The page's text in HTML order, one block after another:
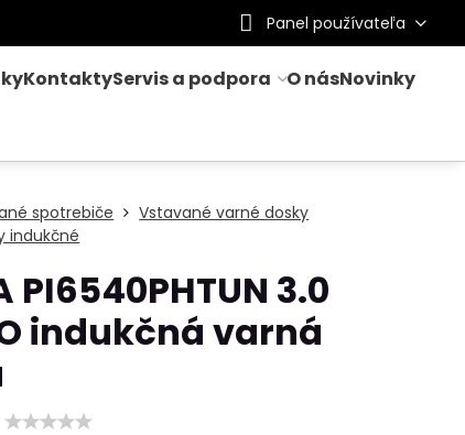
Panel používateľa
KontaktyServis a podpora O násNovinky
spotrebiče
Vstavané varné dosky
indukčné
PI6540PHTUN 3.0
indukčná varná